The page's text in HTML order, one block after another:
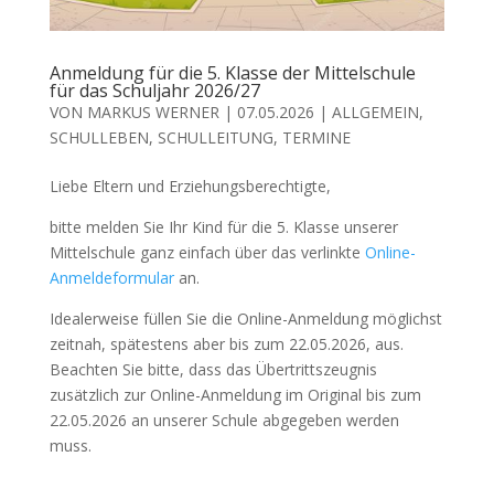
Anmeldung für die 5. Klasse der Mittelschule
für das Schuljahr 2026/27
VON MARKUS WERNER| 07.05.2026 | ALLGEMEIN,
SCHULLEBEN, SCHULLEITUNG, TERMINE
Liebe Eltern und Erziehungsberechtigte,
bitte melden Sie Ihr Kind für die 5. Klasse unserer
Mittelschule ganz einfach über das verlinkte Online-
Anmeldeformularan.
Idealerweise füllen Sie die Online-Anmeldung möglichst
zeitnah, spätestens aber bis zum 22.05.2026, aus.
Beachten Sie bitte, dass das Übertrittszeugnis
zusätzlich zur Online-Anmeldung im Original bis zum
22.05.2026 an unserer Schule abgegeben werden
muss.